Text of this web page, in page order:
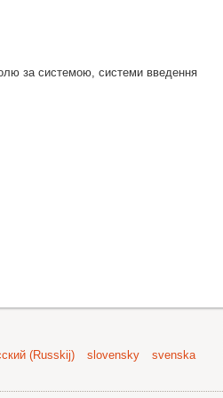
за системою, системи введення
(Russkij) slovensky svenska